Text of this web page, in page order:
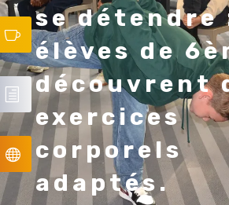
se détendre
élèves de
découvrent
exercices
corporels
adaptés.